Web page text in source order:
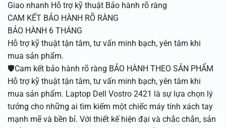
Giao nhanh Hỗ trợ kỹ thuật Bảo hành rõ ràng
CAM KẾT BẢO HÀNH RÕ RÀNG
BẢO HÀNH 6 THÁNG
Hỗ trợ kỹ thuật tận tâm, tư vấn minh bạch, yên tâm khi
mua sản phẩm.
🛡️Cam kết bảo hành rõ ràng BẢO HÀNH THEO SẢN PHẨM
Hỗ trợ kỹ thuật tận tâm, tư vấn minh bạch, yên tâm khi
mua sản phẩm. Laptop Dell Vostro 2421 là sự lựa chọn lý
tưởng cho những ai tìm kiếm một chiếc máy tính xách tay
mạnh mẽ và bền bỉ. Với thiết kế hiện đại và chắc chắn, sản